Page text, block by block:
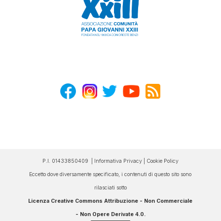
P.I. 01433850409 | Informativa Privacy| Cookie Policy
Eccetto dove diversamente specificato, i contenuti di questo sito sono
rilasciati sotto
Licenza Creative Commons Attribuzione - Non Commerciale
- Non Opere Derivate 4.0.